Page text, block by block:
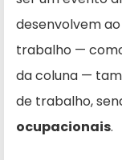
desenvolvem
trabalho —
da coluna —
de trabalho,
ocupacionais.